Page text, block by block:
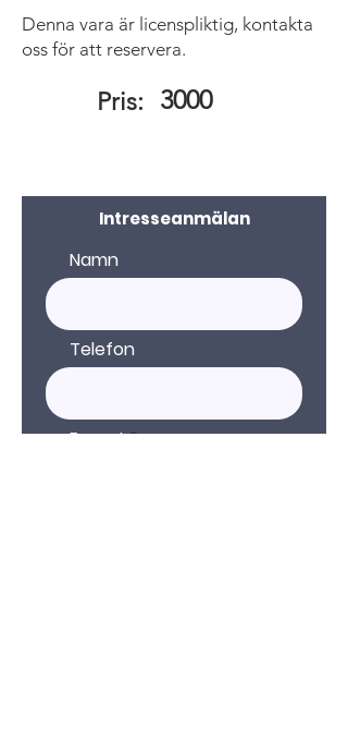
Denna vara är licenspliktig, kontakta
oss för att reservera.
Pris: 3000
Intresseanmälan
Namn
Telefon
E-post